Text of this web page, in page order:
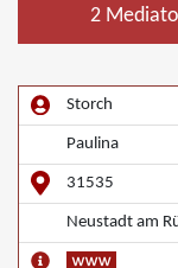
2
Storch
Paulina
31535
Neustadt am